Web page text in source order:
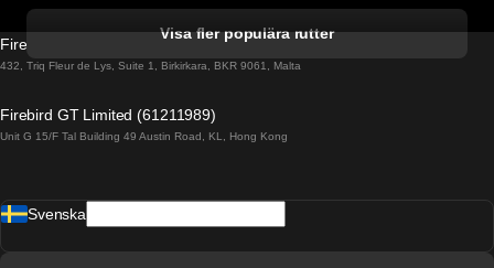
Tåg från Porto till Faro
Tåg från Barcelona till Madrid
Visa fler populära rutter
Firebird GT Limited (OC 1451)
432, Triq Fleur de Lys, Suite 1, Birkirkara, BKR 9061, Malta
Firebird GT Limited (61211989)
Unit G 15/F Tal Building 49 Austin Road, KL, Hong Kong
Svenska